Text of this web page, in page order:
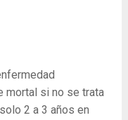
mortal si no se trata
2 a 3 años en